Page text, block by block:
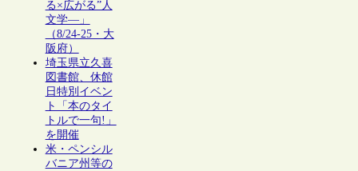
る×広がる”人
文学―」
（8/24-25・大
阪府）
埼玉県立久喜
図書館、休館
日特別イベン
ト「本のタイ
トルで一句!」
を開催
米・ペンシル
バニア州等の